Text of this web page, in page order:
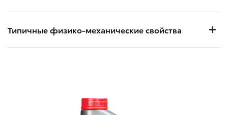
Типичные физико-механические свойства